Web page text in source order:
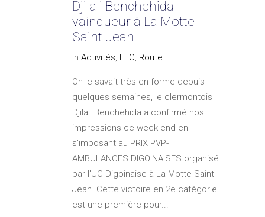
Djilali Benchehida
vainqueur à La Motte
Saint Jean
In Activités, FFC, Route
On le savait très en forme depuis
quelques semaines, le clermontois
Djilali Benchehida a confirmé nos
impressions ce week end en
s'imposant au PRIX PVP-
AMBULANCES DIGOINAISES organisé
par l'UC Digoinaise à La Motte Saint
Jean. Cette victoire en 2e catégorie
est une première pour...